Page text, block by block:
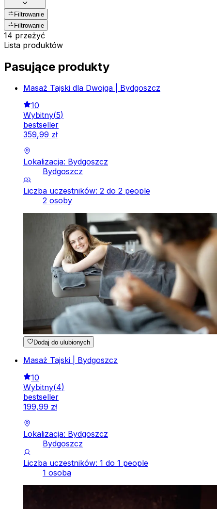
Filtrowanie
Filtrowanie
14 przeżyć
Lista produktów
Pasujące produkty
Masaż Tajski dla Dwojga | Bydgoszcz
10
Wybitny(5)
bestseller
359,99 zł
Lokalizacja: Bydgoszcz
Bydgoszcz
Liczba uczestników: 2 do 2 people
2 osoby
Dodaj do ulubionych
Masaż Tajski | Bydgoszcz
10
Wybitny(4)
bestseller
199,99 zł
Lokalizacja: Bydgoszcz
Bydgoszcz
Liczba uczestników: 1 do 1 people
1 osoba